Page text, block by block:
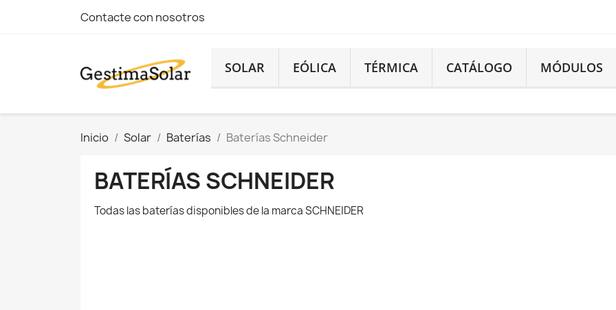
Contacte con nosotros
SOLAR EÓLICA TÉRMICA CATÁLOGO MÓDULOS
Inicio Solar Baterías Baterías Schneider
BATERÍAS SCHNEIDER
Todas las baterías disponibles de la marca SCHNEIDER